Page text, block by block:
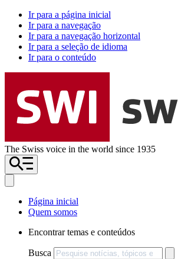
Ir para a página inicial
Ir para a navegação
Ir para a navegação horizontal
Ir para a seleção de idioma
Ir para o conteúdo
The Swiss voice in the world since 1935
Página inicial
Quem somos
Encontrar temas e conteúdos
Busca